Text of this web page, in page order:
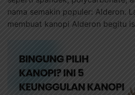
nama semakin populer: Alderon.
membuat kanopi Alderon begitu